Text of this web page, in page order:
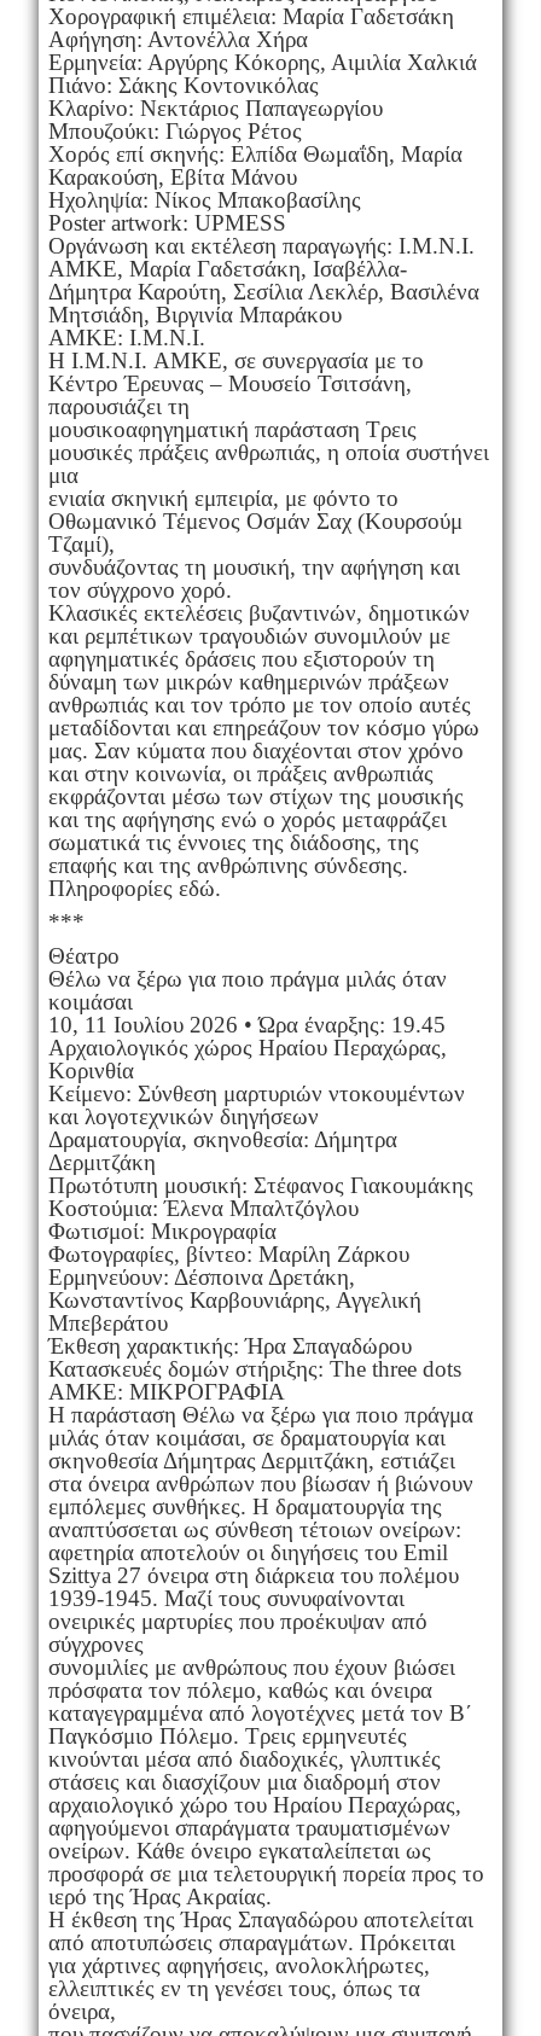
Χορογραφική επιμέλεια: Μαρία Γαδετσάκη
Αφήγηση: Αντονέλλα Χήρα
Ερμηνεία: Αργύρης Κόκορης, Αιμιλία Χαλκιά
Πιάνο: Σάκης Κοντονικόλας
Κλαρίνο: Νεκτάριος Παπαγεωργίου
Μπουζούκι: Γιώργος Ρέτος
Χορός επί σκηνής: Ελπίδα Θωμαΐδη, Μαρία
Καρακούση, Εβίτα Μάνου
Ηχοληψία: Νίκος Μπακοβασίλης
Poster artwork: UPMESS
Οργάνωση και εκτέλεση παραγωγής: I.M.N.I.
AMKE, Μαρία Γαδετσάκη, Ισαβέλλα-
Δήμητρα Καρούτη, Σεσίλια Λεκλέρ, Βασιλένα
Μητσιάδη, Βιργινία Μπαράκου
ΑΜΚΕ: I.M.N.I.
Η I.M.N.I. ΑΜΚΕ, σε συνεργασία με το
Κέντρο Έρευνας – Μουσείο Τσιτσάνη,
παρουσιάζει τη
μουσικοαφηγηματική παράσταση Τρεις
μουσικές πράξεις ανθρωπιάς, η οποία συστήνει
μια
ενιαία σκηνική εμπειρία, με φόντο το
Οθωμανικό Τέμενος Οσμάν Σαχ (Κουρσούμ
Τζαμί),
συνδυάζοντας τη μουσική, την αφήγηση και
τον σύγχρονο χορό.
Κλασικές εκτελέσεις βυζαντινών, δημοτικών
και ρεμπέτικων τραγουδιών συνομιλούν με
αφηγηματικές δράσεις που εξιστορούν τη
δύναμη των μικρών καθημερινών πράξεων
ανθρωπιάς και τον τρόπο με τον οποίο αυτές
μεταδίδονται και επηρεάζουν τον κόσμο γύρω
μας. Σαν κύματα που διαχέονται στον χρόνο
και στην κοινωνία, οι πράξεις ανθρωπιάς
εκφράζονται μέσω των στίχων της μουσικής
και της αφήγησης ενώ ο χορός μεταφράζει
σωματικά τις έννοιες της διάδοσης, της
επαφής και της ανθρώπινης σύνδεσης.
Πληροφορίες εδώ.
***
Θέατρο
Θέλω να ξέρω για ποιο πράγμα μιλάς όταν
κοιμάσαι
10, 11 Ιουλίου 2026 • Ώρα έναρξης: 19.45
Αρχαιολογικός χώρος Ηραίου Περαχώρας,
Κορινθία
Κείμενο: Σύνθεση μαρτυριών ντοκουμέντων
και λογοτεχνικών διηγήσεων
Δραματουργία, σκηνοθεσία: Δήμητρα
Δερμιτζάκη
Πρωτότυπη μουσική: Στέφανος Γιακουμάκης
Κοστούμια: Έλενα Μπαλτζόγλου
Φωτισμοί: Μικρογραφία
Φωτογραφίες, βίντεο: Μαρίλη Ζάρκου
Ερμηνεύουν: Δέσποινα Δρετάκη,
Κωνσταντίνος Καρβουνιάρης, Αγγελική
Μπεβεράτου
Έκθεση χαρακτικής: Ήρα Σπαγαδώρου
Κατασκευές δομών στήριξης: The three dots
ΑΜΚΕ: ΜΙΚΡΟΓΡΑΦΙΑ
Η παράσταση Θέλω να ξέρω για ποιο πράγμα
μιλάς όταν κοιμάσαι, σε δραματουργία και
σκηνοθεσία Δήμητρας Δερμιτζάκη, εστιάζει
στα όνειρα ανθρώπων που βίωσαν ή βιώνουν
εμπόλεμες συνθήκες. Η δραματουργία της
αναπτύσσεται ως σύνθεση τέτοιων ονείρων:
αφετηρία αποτελούν οι διηγήσεις του Emil
Szittya 27 όνειρα στη διάρκεια του πολέμου
1939-1945. Μαζί τους συνυφαίνονται
ονειρικές μαρτυρίες που προέκυψαν από
σύγχρονες
συνομιλίες με ανθρώπους που έχουν βιώσει
πρόσφατα τον πόλεμο, καθώς και όνειρα
καταγεγραμμένα από λογοτέχνες μετά τον Β΄
Παγκόσμιο Πόλεμο. Τρεις ερμηνευτές
κινούνται μέσα από διαδοχικές, γλυπτικές
στάσεις και διασχίζουν μια διαδρομή στον
αρχαιολογικό χώρο του Ηραίου Περαχώρας,
αφηγούμενοι σπαράγματα τραυματισμένων
ονείρων. Κάθε όνειρο εγκαταλείπεται ως
προσφορά σε μια τελετουργική πορεία προς το
ιερό της Ήρας Ακραίας.
Η έκθεση της Ήρας Σπαγαδώρου αποτελείται
από αποτυπώσεις σπαραγμάτων. Πρόκειται
για χάρτινες αφηγήσεις, ανολοκλήρωτες,
ελλειπτικές εν τη γενέσει τους, όπως τα
όνειρα,